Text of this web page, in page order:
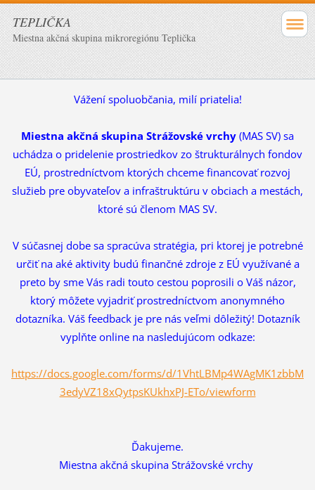
TEPLIČKA
Miestna akčná skupina mikroregiónu Teplička
Vážení spoluobčania, milí priatelia!
Miestna akčná skupina Strážovské vrchy (MAS SV) sa
uchádza o pridelenie prostriedkov zo štrukturálnych fondov
EÚ, prostredníctvom ktorých chceme financovať rozvoj
služieb pre obyvateľov a infraštruktúru v obciach a mestách,
ktoré sú členom MAS SV.
V súčasnej dobe sa spracúva stratégia, pri ktorej je potrebné
určiť na aké aktivity budú finančné zdroje z EÚ využívané a
preto by sme Vás radi touto cestou poprosili o Váš názor,
ktorý môžete vyjadriť prostredníctvom anonymného
dotazníka. Váš feedback je pre nás veľmi dôležitý! Dotazník
vyplňte online na nasledujúcom odkaze:
https://docs.google.com/forms/d/1VhtLBMp4WAgMK1zbbM
3edyVZ18xQytpsKUkhxPJ-ETo/viewform
Ďakujeme.
Miestna akčná skupina Strážovské vrchy